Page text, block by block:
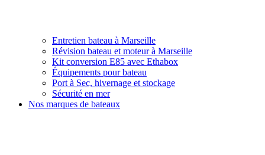
Entretien bateau à Marseille
Révision bateau et moteur à Marseille
Kit conversion E85 avec Ethabox
Équipements pour bateau
Port à Sec, hivernage et stockage
Sécurité en mer
Nos marques de bateaux